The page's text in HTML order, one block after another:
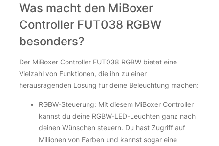
Was macht den MiBoxer
Controller FUT038 RGBW
besonders?
Der MiBoxer Controller FUT038 RGBW bietet eine
Vielzahl von Funktionen, die ihn zu einer
herausragenden Lösung für deine Beleuchtung machen:
RGBW-Steuerung: Mit diesem MiBoxer Controller
kannst du deine RGBW-LED-Leuchten ganz nach
deinen Wünschen steuern. Du hast Zugriff auf
Millionen von Farben und kannst sogar eine